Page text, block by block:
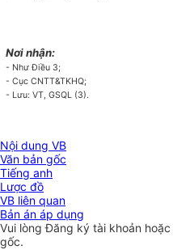
Nơi nhận:
- NhưĐiều 3;
- Cục CNTT&TKHQ;
- Lưu: VT,GSQL (3).
Nội dung VB
Văn bản gốc
Tiếng anh
Lược đồ
VB liên quan
Bản án áp dụng
Vui lòngĐăng ký tài khoản hoặc
gốc.